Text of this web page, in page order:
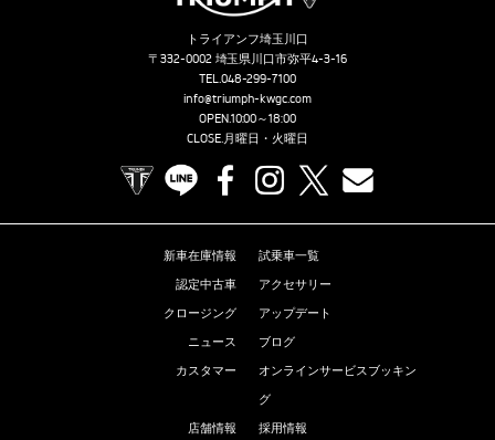
トライアンフ埼玉川口
〒332-0002 埼玉県川口市弥平4-3-16
TEL.048-299-7100
info@triumph-kwgc.com
OPEN.10:00～18:00
CLOSE.月曜日・火曜日
TRIUMPH OFFICIAL SITE
LINE FacebookInstagram
新車在庫情報
試乗車一覧
認定中古車
アクセサリー
クロージング
アップデート
ニュース
ブログ
カスタマー
オンラインサービスブッキン
グ
店舗情報
採用情報